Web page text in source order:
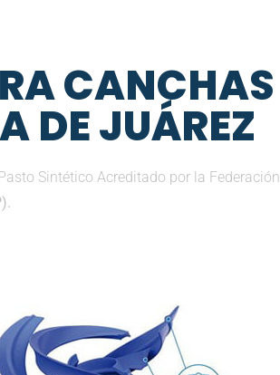
CANCHAS
DE JUÁREZ
Sintético Acreditado por la Federación